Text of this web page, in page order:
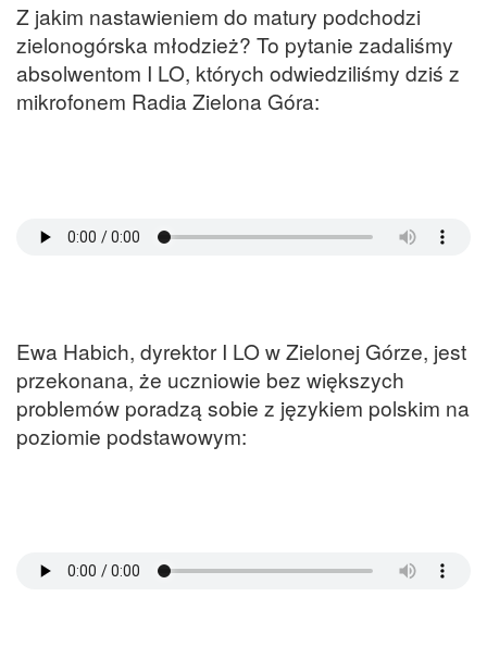
Z jakim nastawieniem do matury podchodzi
zielonogórska młodzież? To pytanie zadaliśmy
absolwentom I LO, których odwiedziliśmy dziś z
mikrofonem Radia Zielona Góra:
Ewa Habich, dyrektor I LO w Zielonej Górze, jest
przekonana, że uczniowie bez większych
problemów poradzą sobie z językiem polskim na
poziomie podstawowym: